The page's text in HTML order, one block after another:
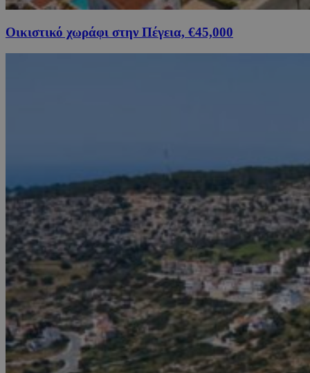
Οικιστικό χωράφι στην Πέγεια, €45,000